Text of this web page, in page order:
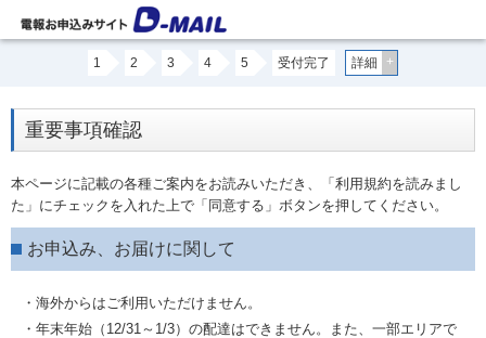
1 2 3 4 5 受付完了 詳細 +
重要事項確認
本ページに記載の各種ご案内をお読みいただき、「利用規約を読みまし
た」にチェックを入れた上で「同意する」ボタンを押してください。
お申込み、お届けに関して
・海外からはご利用いただけません。
・年末年始（12/31～1/3）の配達はできません。また、一部エリアで